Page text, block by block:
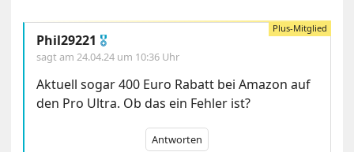
Phil29221 🎖
sagt am24.04.24 um 10:36 Uhr
Aktuell sogar 400 Euro Rabatt bei Amazon auf
den Pro Ultra. Ob das ein Fehler ist?
Antworten